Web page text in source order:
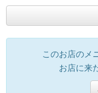
このお店のメ
お店に来